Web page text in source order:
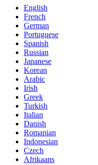
English
French
German
Portuguese
Spanish
Russian
Japanese
Korean
Arabic
Irish
Greek
Turkish
Italian
Danish
Romanian
Indonesian
Czech
Afrikaans